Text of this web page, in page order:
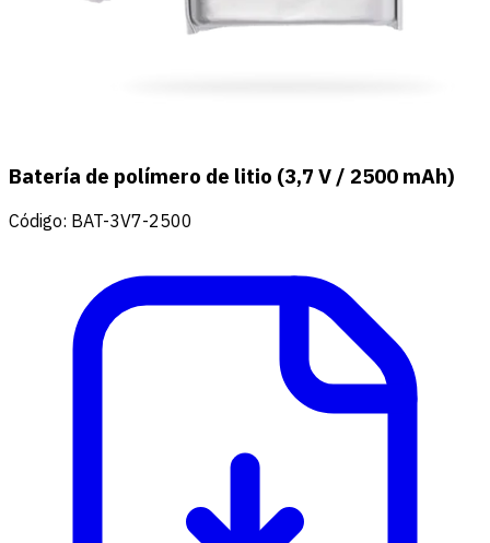
Batería de polímero de litio (3,7 V / 2500 mAh)
Código: BAT-3V7-2500